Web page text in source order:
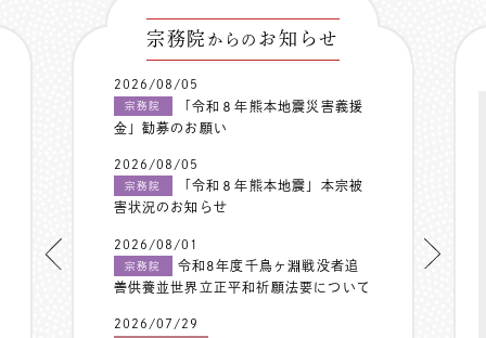
宗務院 からの お知らせ
2026/08/05
宗務院
「令和８年熊本地震災害義援
金」勧募のお願い
2026/08/05
宗務院
「令和８年熊本地震」本宗被
害状況のお知らせ
2026/08/01
宗務院
令和8年度千鳥ヶ淵戦没者追
善供養並世界立正平和祈願法要について
2026/07/29